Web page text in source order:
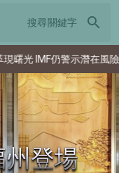
search
潛在風險 美國
州登場